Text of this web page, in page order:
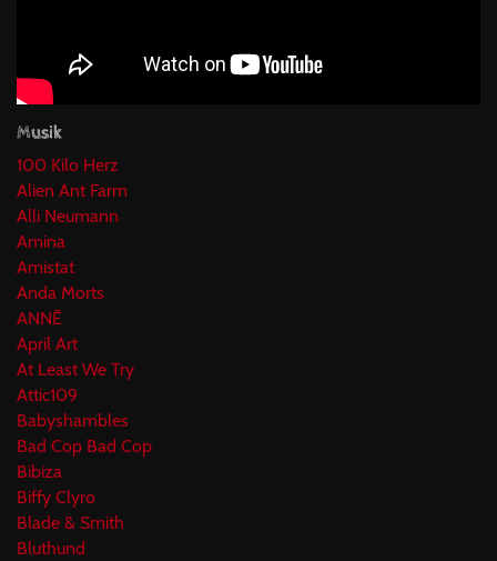
Musik
100 Kilo Herz
Alien Ant Farm
Alli Neumann
Amina
Amistat
Anda Morts
ANNĒ
April Art
At Least We Try
Attic109
Babyshambles
Bad Cop Bad Cop
Bibiza
Biffy Clyro
Blade & Smith
Bluthund